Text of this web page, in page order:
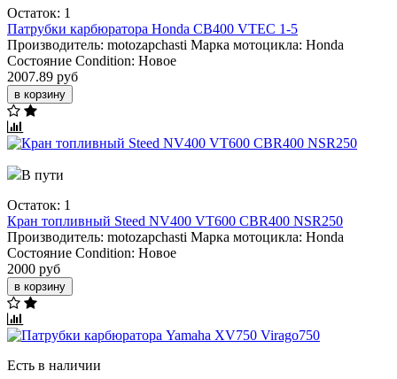
Остаток: 1
Патрубки карбюратора Honda CB400 VTEC 1-5
Производитель: motozapchasti Марка мотоцикла: Honda
Состояние Condition: Новое
2007.89 руб
в корзину
В пути
Остаток: 1
Кран топливный Steed NV400 VT600 CBR400 NSR250
Производитель: motozapchasti Марка мотоцикла: Honda
Состояние Condition: Новое
2000 руб
в корзину
Есть в наличии